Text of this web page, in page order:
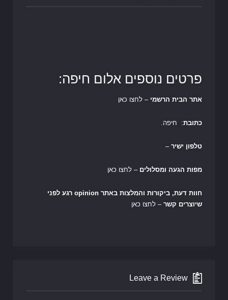
פרטים נוספים אלום חיפה:
אתר הבית הרשמי – לחצו כאן
כתובת: חיפה.
טלפון ישיר –
מפות הגעה ומסלולים – לחצו כאן
חוות דעת, ביקורות והמלצות באתר opinion רגע לפני
שיוצרים קשר – לחצו כאן
Leave a Review